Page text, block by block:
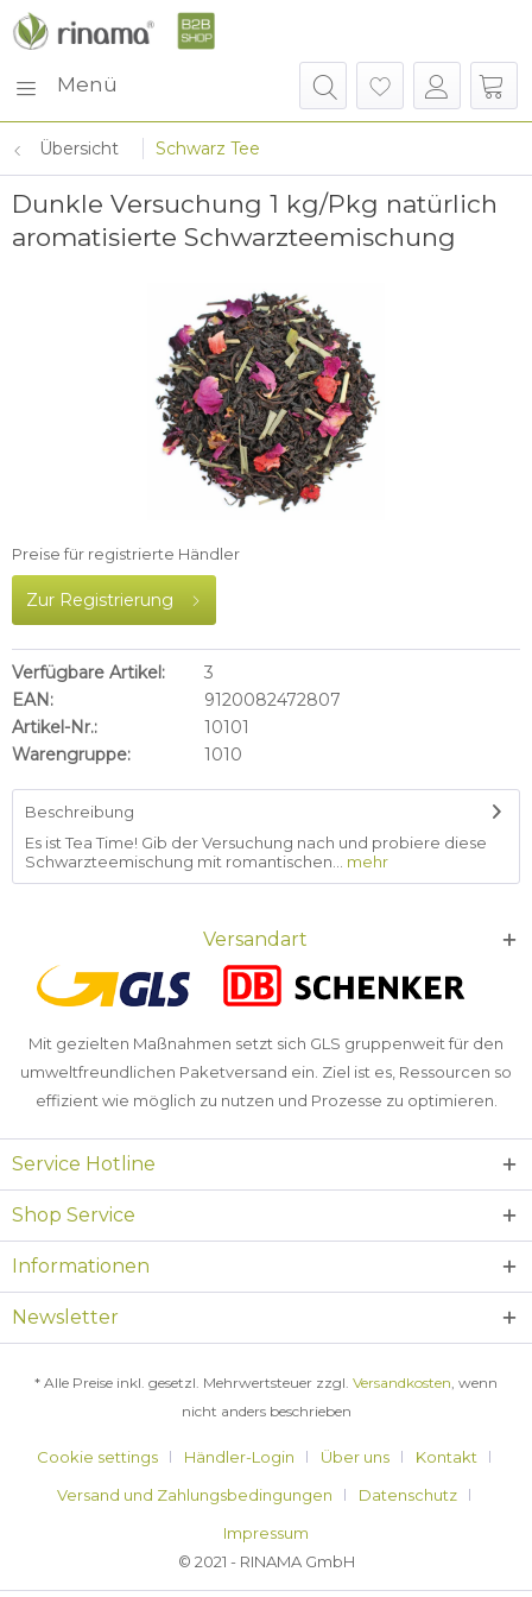
Menü
Übersicht Schwarz Tee
Dunkle Versuchung 1 kg/Pkg natürlich
aromatisierte Schwarzteemischung
Preise für registrierte Händler
Zur Registrierung
Verfügbare Artikel:
3
EAN:
9120082472807
Artikel-Nr.:
10101
Warengruppe:
1010
Beschreibung
Es ist Tea Time! Gib der Versuchung nach und probiere diese
Schwarzteemischung mit romantischen...
mehr
Versandart
Mit gezielten Maßnahmen setzt sich GLS gruppenweit für den
umweltfreundlichen Paketversand ein. Ziel ist es, Ressourcen so
effizient wie möglich zu nutzen und Prozesse zu optimieren.
Service Hotline
Shop Service
Informationen
Newsletter
* Alle Preise inkl. gesetzl. Mehrwertsteuer zzgl. Versandkosten, wenn
nicht anders beschrieben
Cookie settings Händler-Login Über uns
Kontakt
Versand und Zahlungsbedingungen
Datenschutz
Impressum
© 2021 - RINAMA GmbH